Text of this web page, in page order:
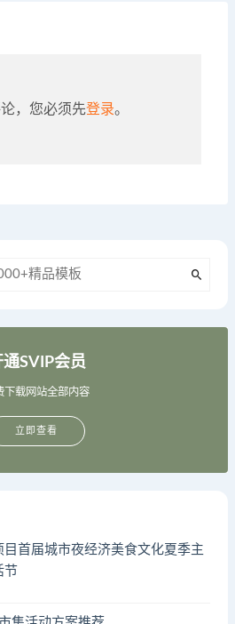
，您必须先登录。
通SVIP会员
下载网站全部内容
立即查看
目首届城市夜经济美食文化夏季主
节